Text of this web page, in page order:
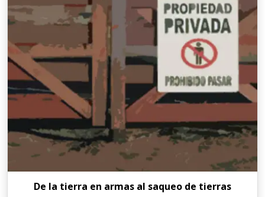
De la tierra en armas al saqueo de tierras